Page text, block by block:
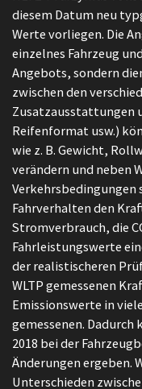
diesem Datum neu
Werte vorliegen. Die
einzelnes Fahrzeug
Angebots, sondern
zwischen den
Zusatzausstattungen
Reifenformat usw.)
wie z. B. Gewicht,
verändern und neben
Verkehrsbedingungen
Fahrverhalten den
Stromverbrauch, die
Fahrleistungswerte
der realistischeren
WLTP gemessenen
Emissionswerte in
gemessenen. Dadurch
2018 bei der
Änderungen ergeben.
Unterschieden